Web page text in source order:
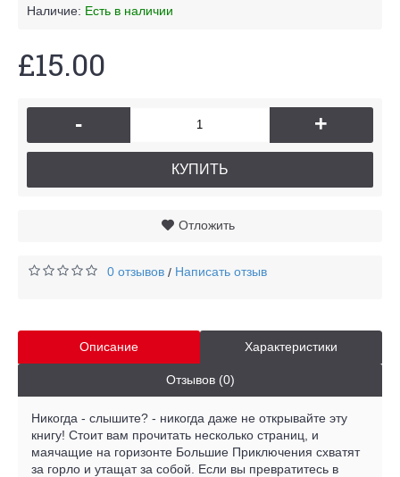
Наличие: Есть в наличии
£15.00
- +
КУПИТЬ
Отложить
0 отзывов / Написать отзыв
Описание Характеристики
Отзывов (0)
Никогда - слышите? - никогда даже не открывайте эту
книгу! Стоит вам прочитать несколько страниц, и
маячащие на горизонте Большие Приключения схватят
за горло и утащат за собой. Если вы превратитесь в